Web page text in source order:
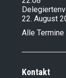
22. August
Alle Termine
Kontakt